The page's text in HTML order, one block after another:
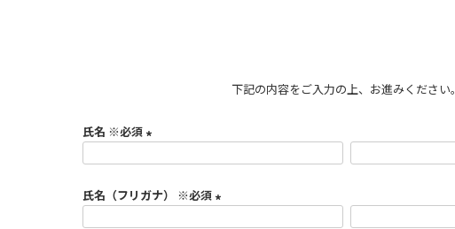
下記の内容をご入力の上、お進みください。
氏名 ※必須
須
氏名（フリガナ） ※必須